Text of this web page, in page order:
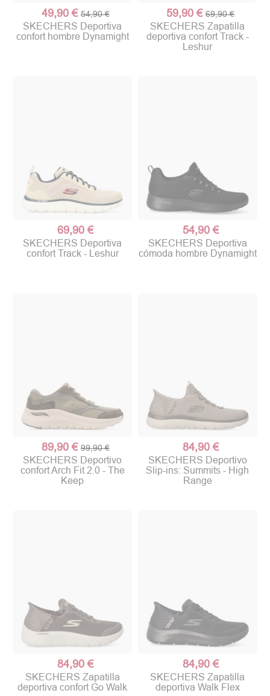
49,90 € 54,90 €
SKECHERS Deportiva
confort hombre Dynamight
59,90 € 69,90 €
SKECHERS Zapatilla
deportiva confort Track -
Leshur
69,90 €
SKECHERS Deportiva
confort Track - Leshur
54,90 €
SKECHERS Deportiva
cómoda hombre Dynamight
89,90 € 99,90 €
SKECHERS Deportivo
confort Arch Fit 2.0 - The
Keep
84,90 €
SKECHERS Deportivo
Slip-ins: Summits - High
Range
84,90 €
SKECHERS Zapatilla
deportiva confort Go Walk
84,90 €
SKECHERS Zapatilla
deportiva Walk Flex